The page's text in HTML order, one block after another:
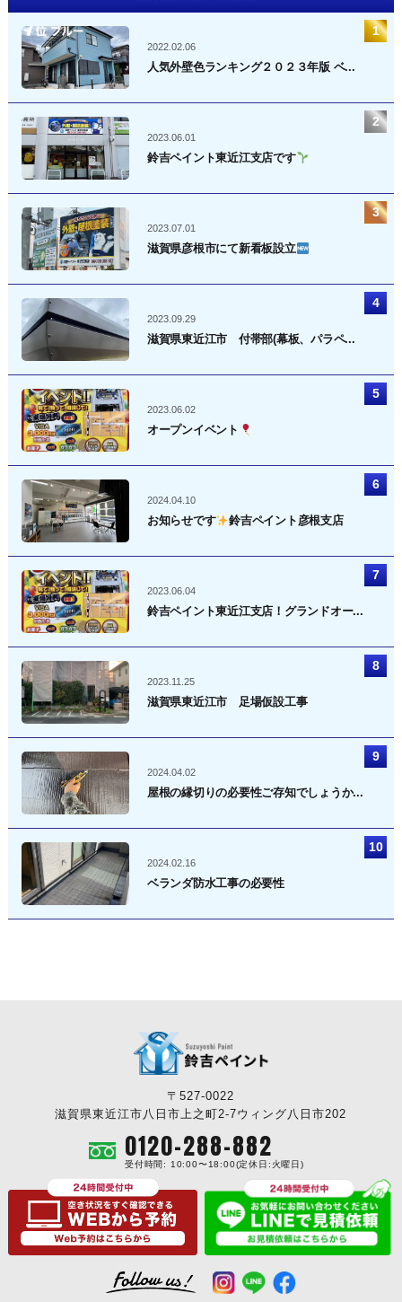
2022.02.06
人気外壁色ランキング２０２３年版 ベ...
2023.06.01
鈴吉ペイント東近江支店です
2023.07.01
滋賀県彦根市にて新看板設立
2023.09.29
滋賀県東近江市 付帯部(幕板、パラペ...
2023.06.02
オープンイベント
2024.04.10
お知らせです 鈴吉ペイント彦根支店
2023.06.04
鈴吉ペイント東近江支店！グランドオー...
2023.11.25
滋賀県東近江市 足場仮設工事
2024.04.02
屋根の縁切りの必要性ご存知でしょうか...
2024.02.16
ベランダ防水工事の必要性
〒527-0022
滋賀県東近江市八日市上之町2-7ウィング八日市202
0120-288-882
受付時間: 10:00〜18:00(定休日:火曜日)